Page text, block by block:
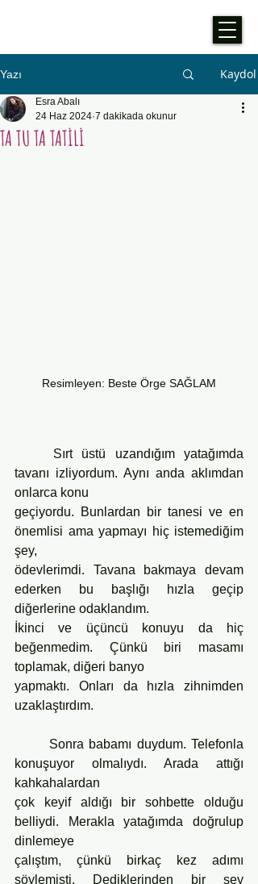
Yazı Kaydol
TA TU TA TATİLİ
Esra Abalı
24 Haz 2024 7 dakikada okunur
Resimleyen: Beste Örge SAĞLAM
tavanı izliyordum. Aynı anda aklımdan
onlarca konu
geçiyordu. Bunlardan bir tanesi ve en
önemlisi ama yapmayı hiç istemediğim
şey,
ödevlerimdi. Tavana bakmaya devam
ederken bu başlığı hızla geçip
diğerlerine odaklandım.
İkinci ve üçüncü konuyu da hiç
beğenmedim. Çünkü biri masamı
toplamak, diğeri banyo
yapmaktı. Onları da hızla zihnimden
uzaklaştırdım.
konuşuyor olmalıydı. Arada attığı
kahkahalardan
çok keyif aldığı bir sohbette olduğu
belliydi. Merakla yatağımda doğrulup
dinlemeye
çalıştım, çünkü birkaç kez adımı
söylemişti. Dediklerinden bir şey